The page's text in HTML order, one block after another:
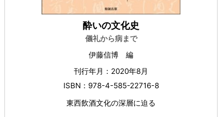
酔いの文化史
儀礼から病まで
伊藤信博 編
刊行年月：2020年8月
ISBN：978-4-585-22716-8
東西飲酒文化の深層に迫る